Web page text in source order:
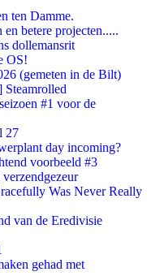
ten Damme.
betere projecten.....
dollemansrit
OS!
(gemeten in de Bilt)
#1 voor de
27
day incoming?
voorbeeld #3
Was Never Really
van de Eredivisie
gehad met